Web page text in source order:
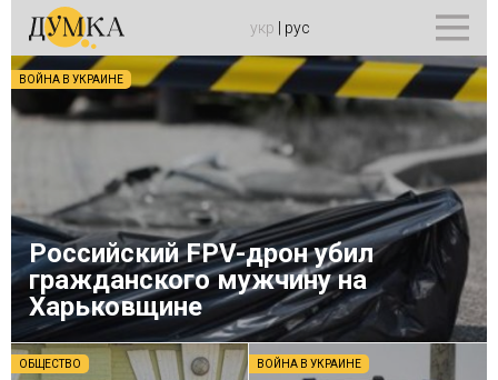
укр рус
ВОЙНА В УКРАИНЕ
Российский FPV-дрон убил
гражданского мужчину на
Харьковщине
ОБЩЕСТВО ВОЙНА В УКРАИНЕ